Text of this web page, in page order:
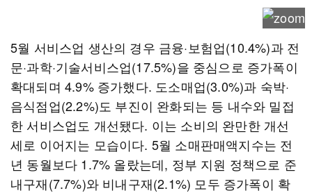
5월 서비스업 생산의 경우 금융·보험업(10.4%)과 전
문·과학·기술서비스업(17.5%)을 중심으로 증가폭이
확대되며 4.9% 증가했다. 도소매업(3.0%)과 숙박·
음식점업(2.2%)도 부진이 완화되는 등 내수와 밀접
한 서비스업도 개선됐다. 이는 소비의 완만한 개선
세로 이어지는 모습이다. 5월 소매판매액지수는 전
년 동월보다 1.7% 올랐는데, 정부 지원 정책으로 준
내구재(7.7%)와 비내구재(2.1%) 모두 증가폭이 확